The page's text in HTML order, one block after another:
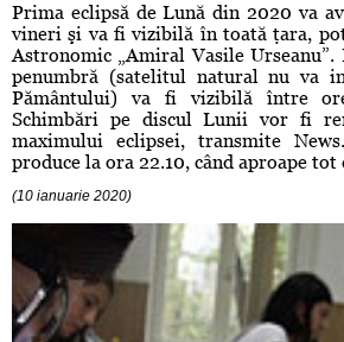
Prima eclipsă de Lună din 2020 va
vineri şi va fi vizibilă în toată ţara,
Astronomic „Amiral Vasile
penumbră (satelitul natural nu va
Pământului) va fi vizibilă între
Schimbări pe discul Lunii vor fi
maximului eclipsei, transmite
produce la ora 22.10, când aproape
(10 ianuarie 2020)